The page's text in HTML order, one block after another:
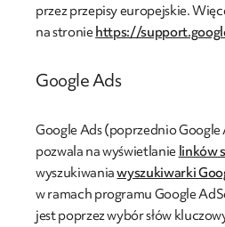
przez przepisy europejskie.
na stronie https://
Google Ads
Google Ads (poprzednio
pozwala na wyświetlanie linków
wyszukiwaniawyszukiwarki
w ramach programu Google
jest poprzez wybór słów